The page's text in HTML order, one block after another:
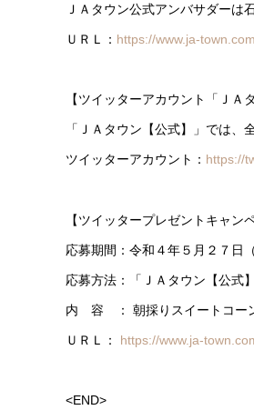
ＪＡタウン公式アンバサダーは
ＵＲＬ： https://www.ja-
【ツイッターアカウント「ＪＡ
「ＪＡタウン【公式】」では、
ツイッターアカウント： https://
【ツイッタープレゼントキャン
応募期間：令和４年５月２７日
応募方法：「ＪＡタウン【公式
内 容 ： 朝採りスイートコー
ＵＲＬ： https://www.ja-
<END>